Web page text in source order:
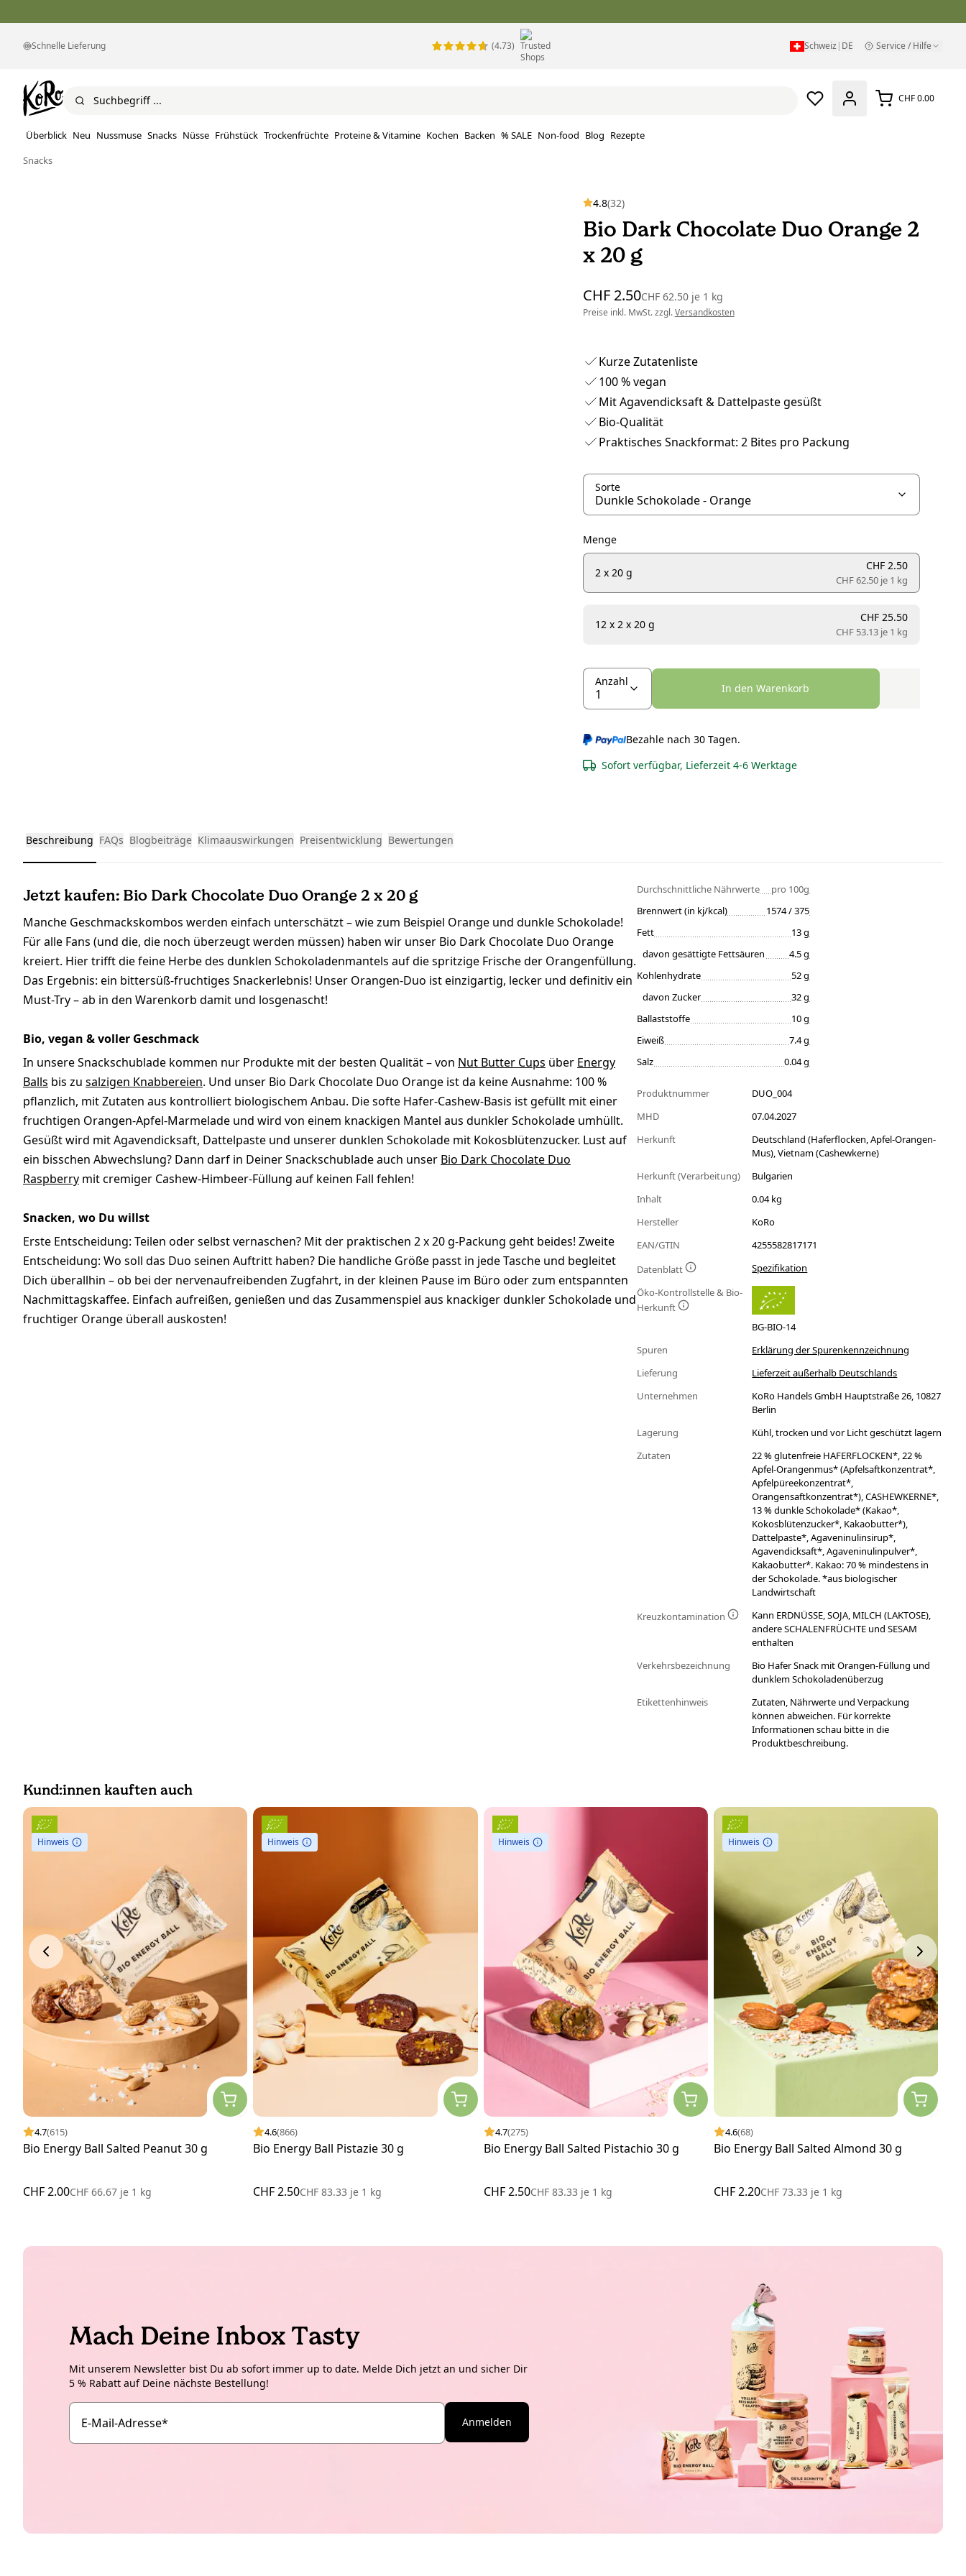
Schnelle Lieferung (4.73) Schweiz | DE Service / Hilfe
CHF 0.00
Überblick Neu Nussmuse Snacks Nüsse Frühstück Trockenfrüchte Proteine ​​& Vitamine Kochen Backen % SALE Non-food Blog Rezepte
Snacks
4.8(32)
Bio Dark Chocolate Duo Orange 2
x 20 g
CHF 2.50CHF 62.50 je1 kg
Preise inkl. MwSt. zzgl.Versandkosten
Kurze Zutatenliste
100 % vegan
Mit Agavendicksaft & Dattelpaste gesüßt
Bio-Qualität
Praktisches Snackformat: 2 Bites pro Packung
Sorte
Menge
2 x 20 g
CHF 2.50
CHF 62.50 je1 kg
12 x 2 x 20 g
CHF 25.50
CHF 53.13 je1 kg
Anzahl
In den Warenkorb
Bezahle nach 30 Tagen.
Sofort verfügbar, Lieferzeit 4-6 Werktage
Beschreibung FAQs Blogbeiträge Klimaauswirkungen Preisentwicklung Bewertungen
Jetzt kaufen: Bio Dark Chocolate Duo Orange 2 x 20 g
Manche Geschmackskombos werden einfach unterschätzt – wie zum Beispiel Orange und dunkle Schokolade!
Für alle Fans (und die, die noch überzeugt werden müssen) haben wir unser Bio Dark Chocolate Duo Orange
kreiert. Hier trifft die feine Herbe des dunklen Schokoladenmantels auf die spritzige Frische der Orangenfüllung.
Das Ergebnis: ein bittersüß-fruchtiges Snackerlebnis! Unser Orangen-Duo ist einzigartig, lecker und definitiv ein
Must-Try – ab in den Warenkorb damit und losgenascht!
Bio, vegan & voller Geschmack
In unsere Snackschublade kommen nur Produkte mit der besten Qualität – von Nut Butter Cups über Energy
Balls bis zu salzigen Knabbereien. Und unser Bio Dark Chocolate Duo Orange ist da keine Ausnahme: 100 %
pflanzlich, mit Zutaten aus kontrolliert biologischem Anbau. Die softe Hafer-Cashew-Basis ist gefüllt mit einer
fruchtigen Orangen-Apfel-Marmelade und wird von einem knackigen Mantel aus dunkler Schokolade umhüllt.
Gesüßt wird mit Agavendicksaft, Dattelpaste und unserer dunklen Schokolade mit Kokosblütenzucker. Lust auf
ein bisschen Abwechslung? Dann darf in Deiner Snackschublade auch unser Bio Dark Chocolate Duo
Raspberry mit cremiger Cashew-Himbeer-Füllung auf keinen Fall fehlen!
Snacken, wo Du willst
Erste Entscheidung: Teilen oder selbst vernaschen? Mit der praktischen 2 x 20 g-Packung geht beides! Zweite
Entscheidung: Wo soll das Duo seinen Auftritt haben? Die handliche Größe passt in jede Tasche und begleitet
Dich überallhin – ob bei der nervenaufreibenden Zugfahrt, in der kleinen Pause im Büro oder zum entspannten
Nachmittagskaffee. Einfach aufreißen, genießen und das Zusammenspiel aus knackiger dunkler Schokolade und
fruchtiger Orange überall auskosten!
Durchschnittliche Nährwerte
pro 100g
Brennwert (in kj/kcal)
1574 / 375
Fett
13 g
davon gesättigte Fettsäuren
4.5 g
Kohlenhydrate
52 g
davon Zucker
32 g
Ballaststoffe
10 g
Eiweiß
7.4 g
Salz
0.04 g
Produktnummer
DUO_004
MHD
07.04.2027
Herkunft
Deutschland (Haferflocken, Apfel-Orangen-
Mus), Vietnam (Cashewkerne)
Herkunft (Verarbeitung)
Bulgarien
Inhalt
0.04 kg
Hersteller
KoRo
EAN/GTIN
4255582817171
Datenblatt
Spezifikation
Öko-Kontrollstelle & Bio-
Herkunft
BG-BIO-14
Spuren
Erklärung der Spurenkennzeichnung
Lieferung
Lieferzeit außerhalb Deutschlands
Unternehmen
KoRo Handels GmbH Hauptstraße 26, 10827
Berlin
Lagerung
Kühl, trocken und vor Licht geschützt lagern
Zutaten
22 % glutenfreie HAFERFLOCKEN*, 22 %
Apfel-Orangenmus* (Apfelsaftkonzentrat*,
Apfelpüreekonzentrat*,
Orangensaftkonzentrat*), CASHEWKERNE*,
13 % dunkle Schokolade* (Kakao*,
Kokosblütenzucker*, Kakaobutter*),
Dattelpaste*, Agaveninulinsirup*,
Agavendicksaft*, Agaveninulinpulver*,
Kakaobutter*. Kakao: 70 % mindestens in
der Schokolade. *aus biologischer
Landwirtschaft
Kreuzkontamination
Kann ERDNÜSSE, SOJA, MILCH (LAKTOSE),
andere SCHALENFRÜCHTE und SESAM
enthalten
Verkehrsbezeichnung
Bio Hafer Snack mit Orangen-Füllung und
dunklem Schokoladenüberzug
Etikettenhinweis
Zutaten, Nährwerte und Verpackung
können abweichen. Für korrekte
Informationen schau bitte in die
Produktbeschreibung.
Kund:innen kauften auch
Hinweis
4.7(615)
Bio Energy Ball Salted Peanut 30 g
CHF 2.00CHF 66.67 je 1 kg
Hinweis
4.6(866)
Bio Energy Ball Pistazie 30 g
CHF 2.50CHF 83.33 je 1 kg
Hinweis
4.7(275)
Bio Energy Ball Salted Pistachio 30 g
CHF 2.50CHF 83.33 je1 kg
Hinweis
4.6(68)
Bio Energy Ball Salted Almond 30 g
CHF 2.20CHF 73.33 je1 kg
Mach Deine Inbox Tasty
Mit unserem Newsletter bist Du ab sofort immer up to date. Melde Dich jetzt an und sicher Dir
5 % Rabatt auf Deine nächste Bestellung!
E-Mail-Adresse* Anmelden